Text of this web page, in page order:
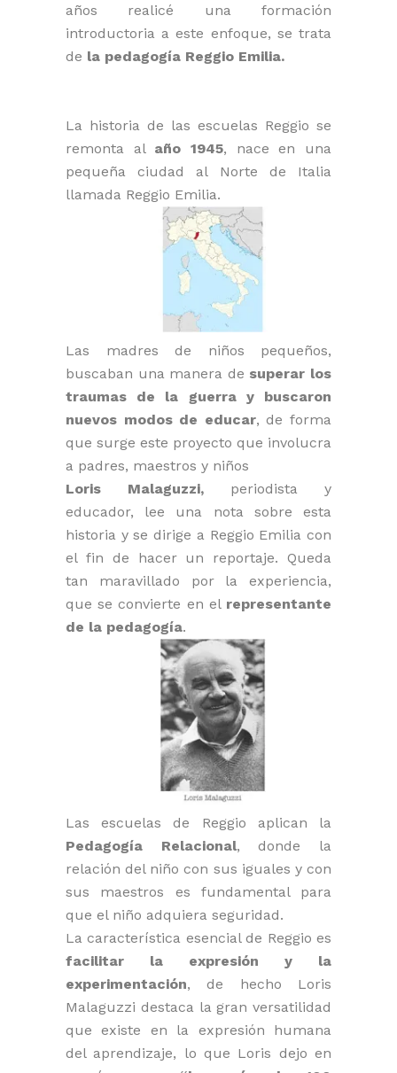
años realicé una formación
introductoria a este enfoque, se trata
de la pedagogía Reggio Emilia.
La historia de las escuelas Reggio se
remonta al año 1945, nace en una
pequeña ciudad al Norte de Italia
llamada Reggio Emilia.
Las madres de niños pequeños,
buscaban una manera de superar los
traumas de la guerra y buscaron
nuevos modos de educar, de forma
que surge este proyecto que involucra
a padres, maestros y niños
Loris Malaguzzi, periodista y
educador, lee una nota sobre esta
historia y se dirige a Reggio Emilia con
el fin de hacer un reportaje. Queda
tan maravillado por la experiencia,
que se convierte en el representante
de la pedagogía.
Las escuelas de Reggio aplican la
Pedagogía Relacional, donde la
relación del niño con sus iguales y con
sus maestros es fundamental para
que el niño adquiera seguridad.
La característica esencial de Reggio es
facilitar la expresión y la
experimentación, de hecho Loris
Malaguzzi destaca la gran versatilidad
que existe en la expresión humana
del aprendizaje, lo que Loris dejo en